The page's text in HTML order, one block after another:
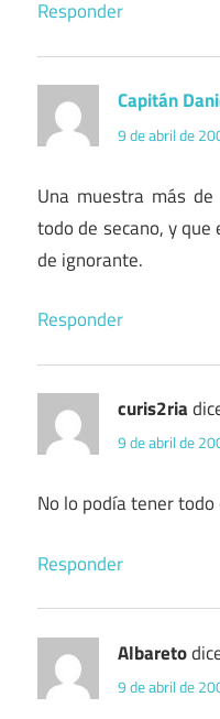
Responder
Capitán
9 de abril de
Una muestra más
todo de secano, y
de ignorante.
Responder
curis2ria
9 de abril de
No lo podía tener
Responder
Albareto
9 de abril de